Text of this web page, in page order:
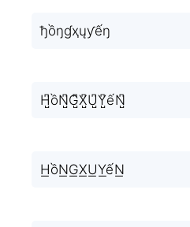
ђồŋɠҳųƴếŋ
H̺͆ồN̺͆G̺͆X̺͆U̺͆Y̺͆ếN̺͆
H͟ồN͟G͟X͟U͟Y͟ếN͟